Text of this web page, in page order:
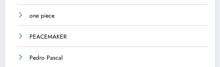
one piece
PEACEMAKER
Pedro Pascal